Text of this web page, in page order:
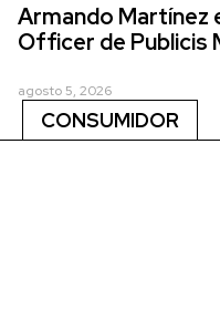
Armando Martínez
Officer de Publicis
agosto 5, 2026
CONSUMIDOR